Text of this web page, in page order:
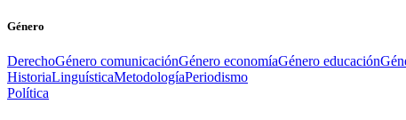
Género
DerechoGénero comunicaciónGénero economíaGénero educación
HistoriaLinguísticaMetodologíaPeriodismo
Política